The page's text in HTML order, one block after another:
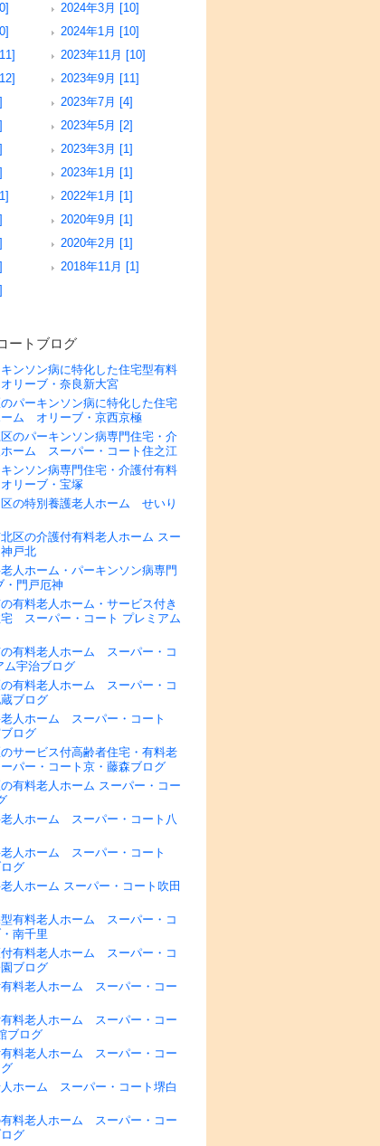
2024年3月 [10]
2024年1月 [10]
2023年11月 [10]
2023年9月 [11]
2023年7月 [4]
2023年5月 [2]
2023年3月 [1]
2023年1月 [1]
2022年1月 [1]
2020年9月 [1]
2020年2月 [1]
2018年11月 [1]
ートブログ
ンソン病に特化した住宅型有料
リーブ・奈良新大宮
パーキンソン病に特化した住宅
ーム オリーブ・京西京極
のパーキンソン病専門住宅・介
ーム スーパー・コート住之江
ンソン病専門住宅・介護付有料
リーブ・宝塚
の特別養護老人ホーム せいり
区の介護付有料老人ホーム スー
戸北
人ホーム・パーキンソン病専門
・門戸厄神
有料老人ホーム・サービス付き
スーパー・コート プレミアム
有料老人ホーム スーパー・コ
ム宇治ブログ
有料老人ホーム スーパー・コ
ブログ
人ホーム スーパー・コート
ログ
サービス付高齢者住宅・有料老
パー・コート京・藤森ブログ
有料老人ホーム スーパー・コー
老人ホーム スーパー・コート八
人ホーム スーパー・コート
グ
人ホーム スーパー・コート吹田
有料老人ホーム スーパー・コ
南千里
有料老人ホーム スーパー・コ
ブログ
料老人ホーム スーパー・コー
料老人ホーム スーパー・コー
ブログ
料老人ホーム スーパー・コー
ホーム スーパー・コート堺白
有料老人ホーム スーパー・コー
グ